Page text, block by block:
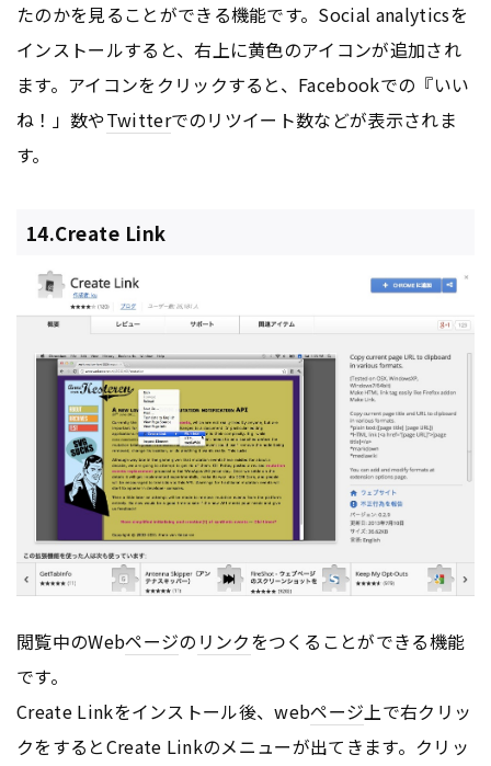
たのかを見ることができる機能です。Social analyticsを
インストールすると、右上に黄色のアイコンが追加され
ます。アイコンをクリックすると、Facebookでの『いい
ね！」数やTwitterでのリツイート数などが表示されま
す。
14.Create Link
閲覧中のWebページの リンクをつくることができる機能
です。
Create Linkをインストール後、webページ 上で右クリッ
クをするとCreate Linkのメニューが出てきます。クリッ